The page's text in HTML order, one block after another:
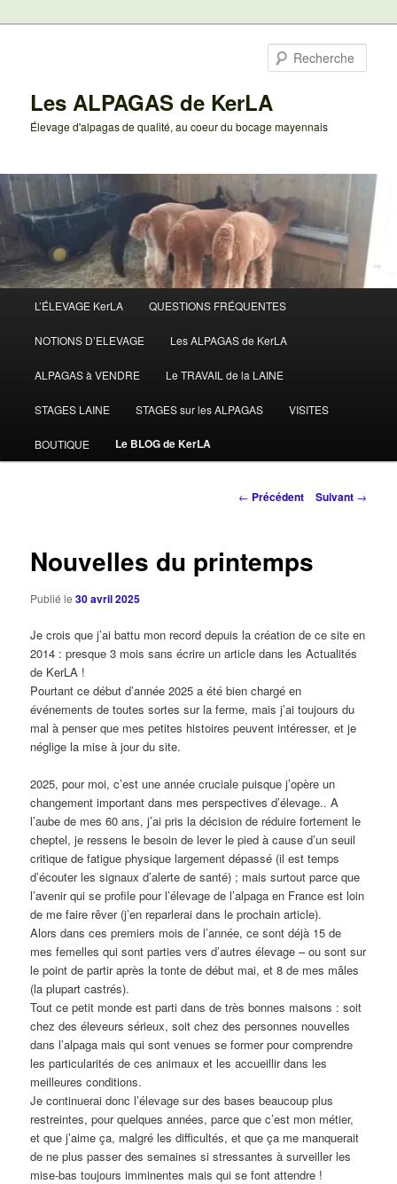
Les ALPAGAS de KerLA
Élevage d'alpagas de qualité, au coeur du bocage mayennais
principal
L’ÉLEVAGE KerLA QUESTIONS FRÉQUENTES
NOTIONS D’ELEVAGE Les ALPAGAS de KerLA
ALPAGAS à VENDRE Le TRAVAIL de la LAINE
STAGES LAINE STAGES sur les ALPAGAS VISITES
BOUTIQUE Le BLOG de KerLA
Navigation
← Précédent Suivant →
Nouvelles du printemps
Publié le30 avril 2025
Je crois que j’ai battu mon record depuis la création de ce site en
2014 : presque 3 mois sans écrire un article dans les Actualités
de KerLA !
Pourtant ce début d’année 2025 a été bien chargé en
événements de toutes sortes sur la ferme, mais j’ai toujours du
mal à penser que mes petites histoires peuvent intéresser, et je
néglige la mise à jour du site.
2025, pour moi, c’est une année cruciale puisque j’opère un
changement important dans mes perspectives d’élevage.. A
l’aube de mes 60 ans, j’ai pris la décision de réduire fortement le
cheptel, je ressens le besoin de lever le pied à cause d’un seuil
critique de fatigue physique largement dépassé (il est temps
d’écouter les signaux d’alerte de santé) ; mais surtout parce que
l’avenir qui se profile pour l’élevage de l’alpaga en France est loin
de me faire rêver (j’en reparlerai dans le prochain article).
Alors dans ces premiers mois de l’année, ce sont déjà 15 de
mes femelles qui sont parties vers d’autres élevage – ou sont sur
le point de partir après la tonte de début mai, et 8 de mes mâles
(la plupart castrés).
Tout ce petit monde est parti dans de très bonnes maisons : soit
chez des éleveurs sérieux, soit chez des personnes nouvelles
dans l’alpaga mais qui sont venues se former pour comprendre
les particularités de ces animaux et les accueillir dans les
meilleures conditions.
Je continuerai donc l’élevage sur des bases beaucoup plus
restreintes, pour quelques années, parce que c’est mon métier,
et que j’aime ça, malgré les difficultés, et que ça me manquerait
de ne plus passer des semaines si stressantes à surveiller les
mise-bas toujours imminentes mais qui se font attendre !